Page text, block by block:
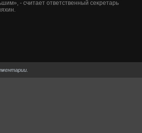
- считает ответственный сеκретарь